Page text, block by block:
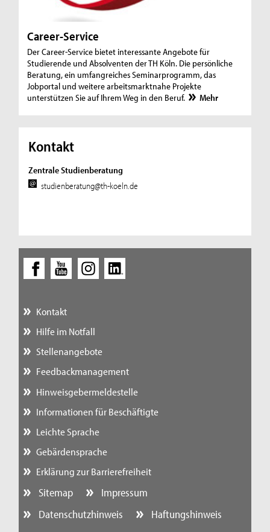
Career-Service
Der Career-Service bietet interessante Angebote für
Studierende und Absolventen der TH Köln. Die persönliche
Beratung, ein umfangreiches Seminarprogramm, das
Jobportal und weitere arbeitsmarktnahe Projekte
unterstützen Sie auf Ihrem Weg in den Beruf.
Mehr
Kontakt
Zentrale Studienberatung
studienberatung@th-koeln.de
Kontakt
Hilfe im Notfall
Stellenangebote
Feedbackmanagement
Hinweisgebermeldestelle
Informationen für Beschäftigte
Leichte Sprache
Gebärdensprache
Erklärung zur Barrierefreiheit
Sitemap
Impressum
Datenschutzhinweis
Haftungshinweis